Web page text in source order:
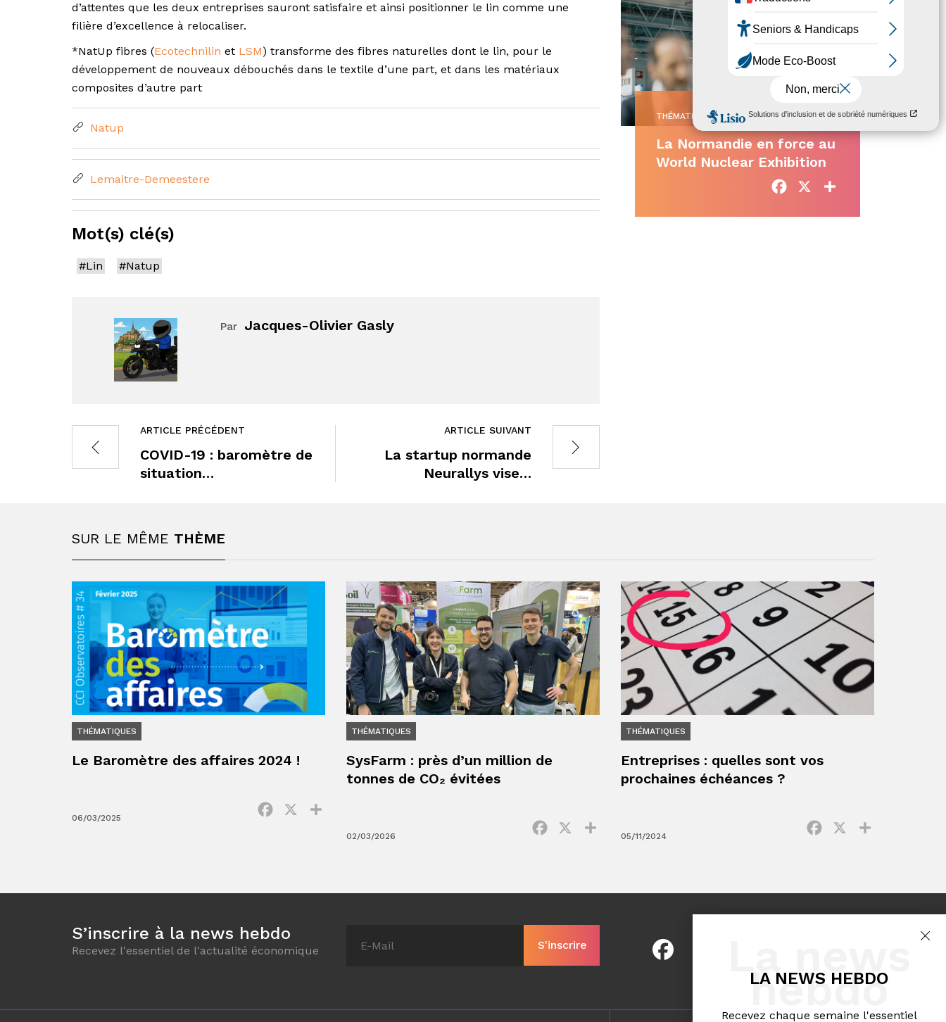
d’attentes que les deux entreprises sauront satisfaire et ainsi positionner le lin comme une
filière d’excellence à relocaliser.
*NatUp fibres (Ecotechnilin et LSM) transforme des fibres naturelles dont le lin, pour le
développement de nouveaux débouchés dans le textile d’une part, et dans les matériaux
composites d’autre part
Natup
Lemaitre-Demeestere
Mot(s) clé(s)
#Lin #Natup
Par Jacques-Olivier Gasly
ARTICLE PRÉCÉDENT
COVID-19 : baromètre de
situation…
ARTICLE SUIVANT
La startup normande
Neurallys vise…
THÉMATIQUES • 04/11/2025
La Normandie en force au
World Nuclear Exhibition
Facebook
SUR LE MÊME THÈME
THÉMATIQUES
Le Baromètre des affaires 2024 !
06/03/2025
Facebook
THÉMATIQUES
SysFarm : près d’un million de
tonnes de CO₂ évitées
02/03/2026
Facebook
THÉMATIQUES
Entreprises : quelles sont vos
prochaines échéances ?
05/11/2024
Facebook
S’inscrire à la news hebdo
Recevez l'essentiel de l'actualité économique
hebdo
LA NEWS HEBDO
Recevez chaque semaine l'essentiel